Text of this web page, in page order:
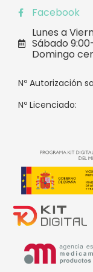
Facebook
Lunes a
Sábado
Domingo
Nº Autorización
Nº Licenciado: